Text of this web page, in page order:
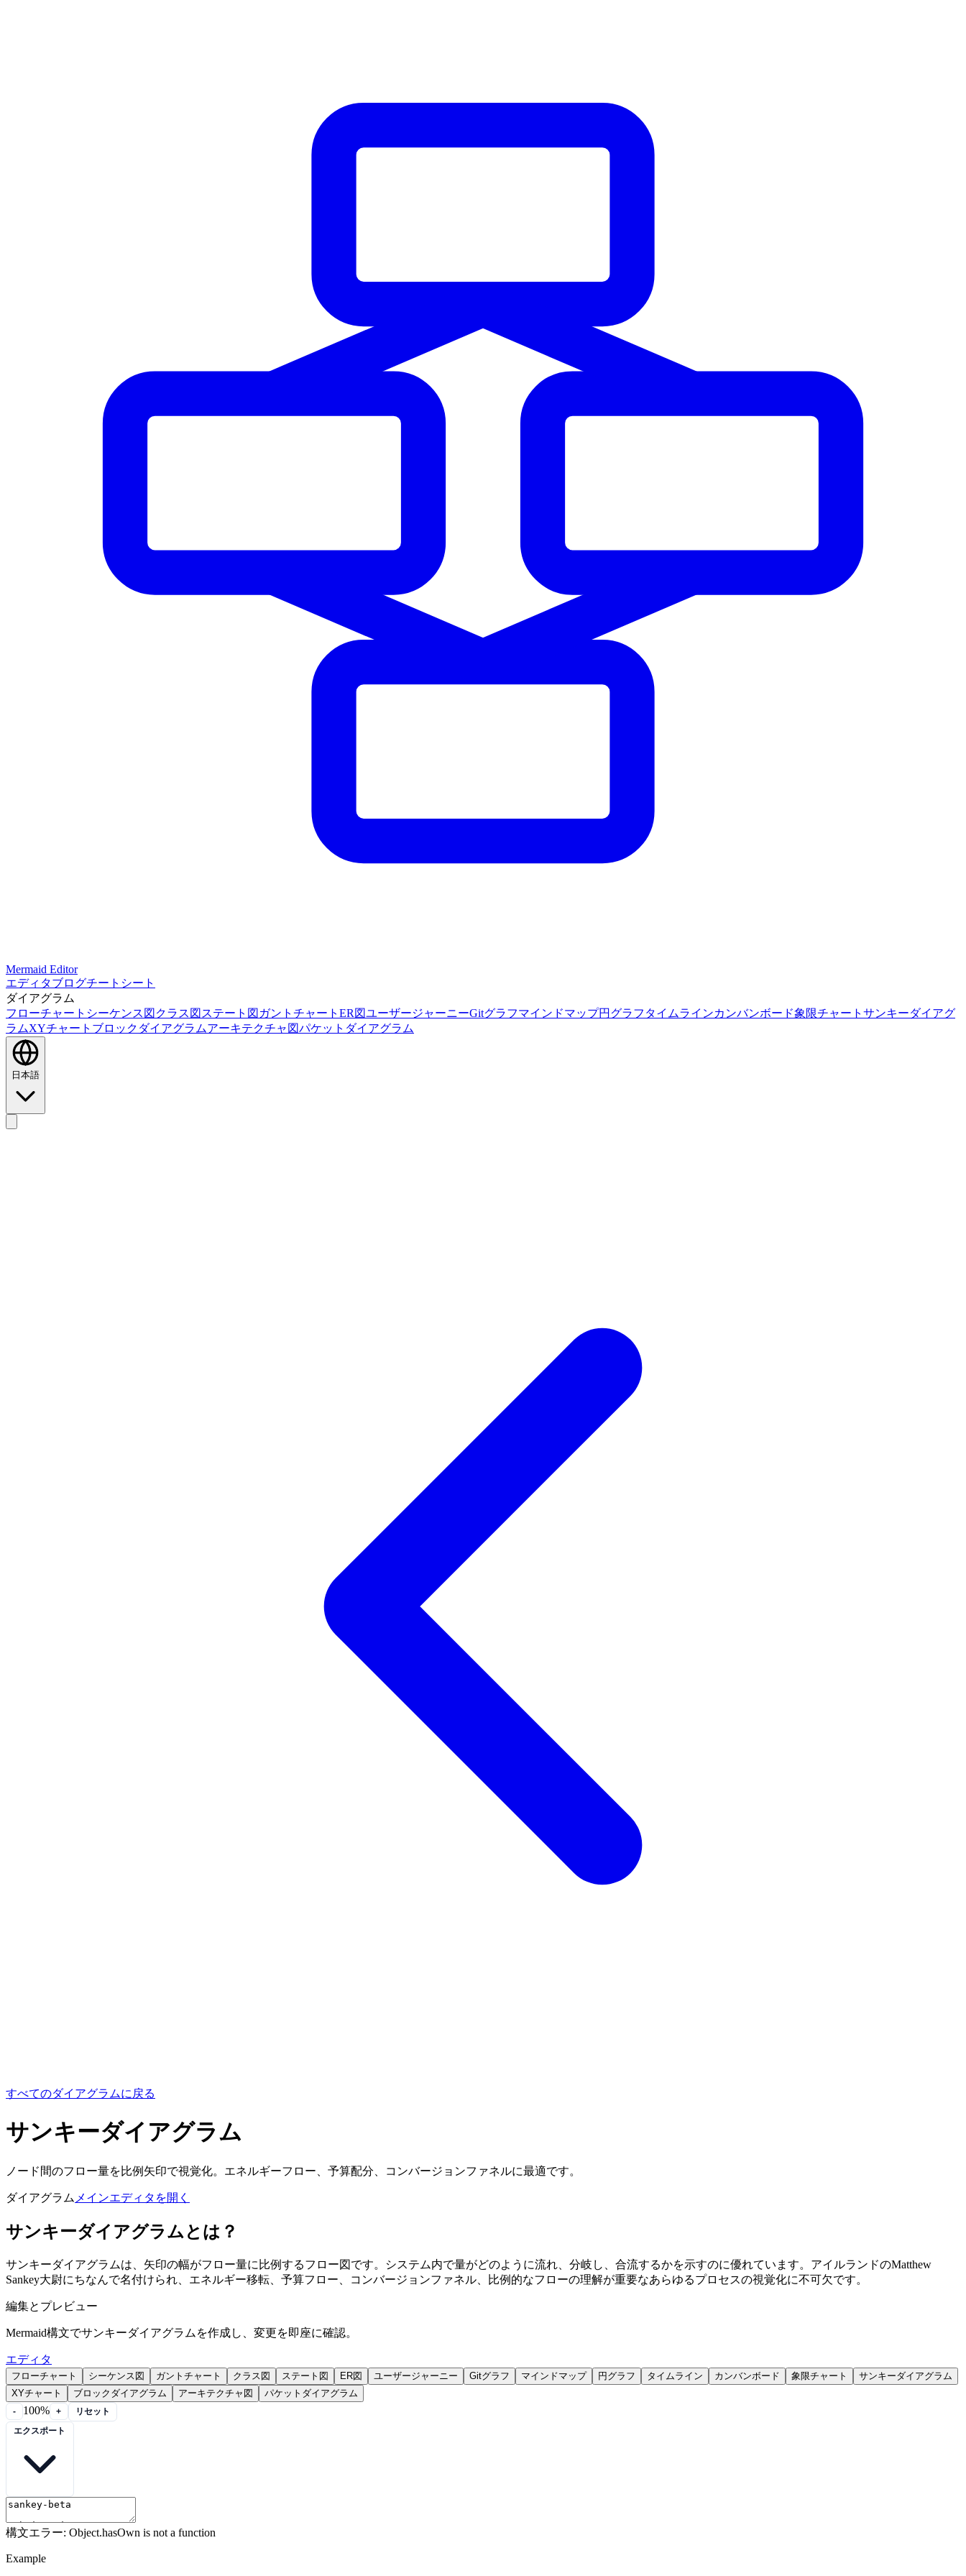
Mermaid Editor
エディタブログチートシート
ダイアグラム
フローチャート シーケンス図 クラス図 ステート図 ガントチャート ER図ユーザージャーニーGitグラフマインドマップ円グラフ タイムラインカンバンボード象限チャート サンキーダイアグ
ラムXYチャート ブロックダイアグラムアーキテクチャ図パケットダイアグラム
日本語
すべてのダイアグラムに戻る
サンキーダイアグラム
ノード間のフロー量を比例矢印で視覚化。エネルギーフロー、予算配分、コンバージョンファネルに最適です。
ダイアグラム メインエディタを開く
サンキーダイアグラムとは？
サンキーダイアグラムは、矢印の幅がフロー量に比例するフロー図です。システム内で量がどのように流れ、分岐し、合流するかを示すのに優れています。アイルランドのMatthew
Sankey大尉にちなんで名付けられ、エネルギー移転、予算フロー、コンバージョンファネル、比例的なフローの理解が重要なあらゆるプロセスの視覚化に不可欠です。
編集とプレビュー
Mermaid構文でサンキーダイアグラムを作成し、変更を即座に確認。
エディタ
フローチャート シーケンス図 ガントチャート クラス図 ステート図 ER図 ユーザージャーニー Gitグラフ マインドマップ 円グラフ タイムライン カンバンボード 象限チャート
サンキーダイアグラム
XYチャート
ブロックダイアグラム アーキテクチャ図 パケットダイアグラム
- 100% +
リセット
構文エラー: Object.hasOwn is not a function
Example